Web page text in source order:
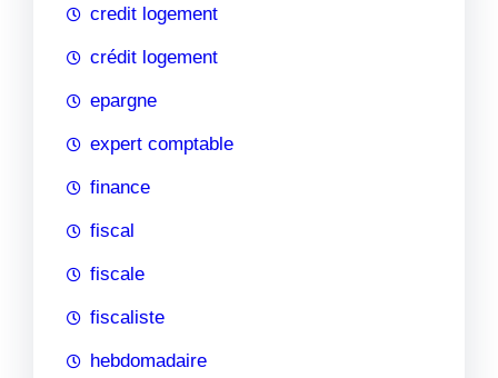
credit logement
crédit logement
epargne
expert comptable
finance
fiscal
fiscale
fiscaliste
hebdomadaire